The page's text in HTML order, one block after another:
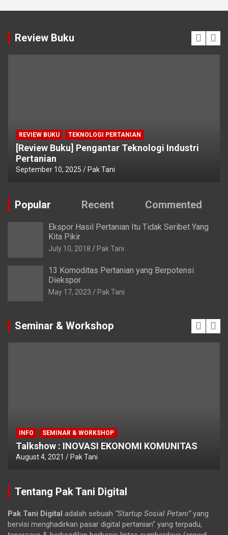
Review Buku
REVIEW BUKU TEKNOLOGI PERTANIAN
[Review Buku] Pengantar Teknologi Industri
Pertanian
September 10, 2025 Pak Tani
Popular Recent Commented
Ekspor Hasil Pertanian Itu Tidak Seribet Yang
Kita Pikir
July 10, 2018 Pak Tani
13 Komoditas Pertanian yang Berpotensi
Diekspor
May 17, 2023 Pak Tani
Seminar & Workshop
INFO SEMINAR & WORKSHOP
Talkshow : INOVASI EKONOMI KOMUNITAS
August 4, 2021 Pak Tani
Tentang Pak Tani Digital
Pak Tani Digital adalah sebuah “Startup Sosial Petani”yang
bervisi menghadirkan pasar digital pertanian“ yang terpadu,